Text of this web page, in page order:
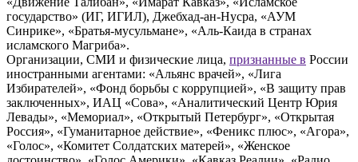
государство» (ИГ, ИГИЛ), Джебхад-ан-Нусра, «АУМ
Синрике», «Братья-мусульмане», «Аль-Каида в странах
исламского Магриба».
Организации, СМИ и физические лица, признанные в России
иностранными агентами: «Альянс врачей», «Лига
Избирателей», «Фонд борьбы с коррупцией», «В защиту прав
заключенных», ИАЦ «Сова», «Аналитический Центр Юрия
Левады», «Мемориал», «Открытый Петербург», «Открытая
Россия», «Гуманитарное действие», «Феникс плюс», «Агора»,
«Голос», «Комитет Солдатских матерей», «Женское